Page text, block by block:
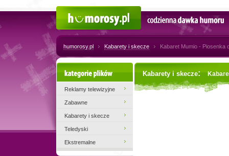
Codzienna dawka humoru
humorosy.pl Kabarety i skecze Kabaret Mumio - Piosenka
Kabarety i skecze:
Kategorie plików
Reklamy telewizyjne
Zabawne
Kabarety i skecze
Teledyski
Ekstremalne